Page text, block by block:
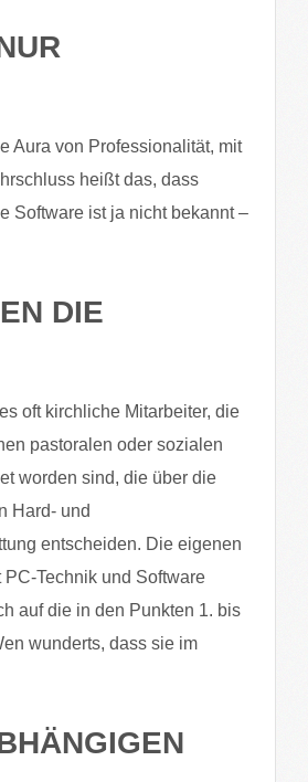
Aura von Professionalität, mit
heißt das, dass
Software ist ja nicht bekannt –
DIE
oft kirchliche Mitarbeiter, die
pastoralen oder sozialen
worden sind, die über die
Hard- und
entscheiden. Die eigenen
PC-Technik und Software
auf die in den Punkten 1. bis
wunderts, dass sie im